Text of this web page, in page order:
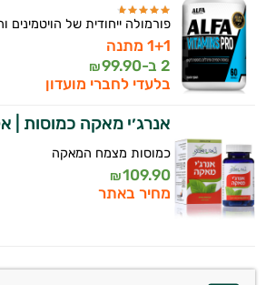
פורמולה ייחודית של הויטמינים
1+1 מתנה
2 ב-
99.90
₪
בלעדי לחברי מועדון
אנרג׳י מאקה כמוסות |
כמוסות מצמח המאקה
109.90
₪
מחיר באתר